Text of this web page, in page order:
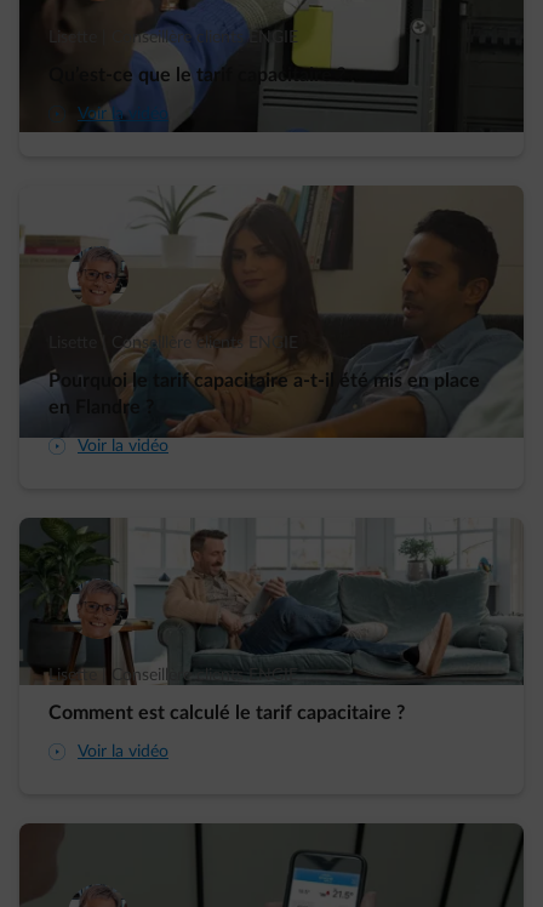
Lisette | Conseillère clients ENGIE
Qu’est-ce que le tarif capacitaire ?
arrow-play-fwd Voir la vidéo
Lisette | Conseillère clients ENGIE
Pourquoi le tarif capacitaire a-t-il été mis en place
en Flandre ?
arrow-play-fwd Voir la vidéo
Lisette | Conseillère clients ENGIE
Comment est calculé le tarif capacitaire ?
arrow-play-fwd Voir la vidéo